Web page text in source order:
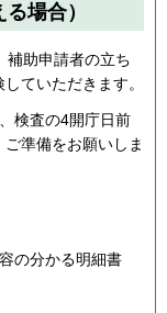
場合）
補助申請者の立ち
ていただきます。
検査の4開庁日前
準備をお願いしま
の分かる明細書